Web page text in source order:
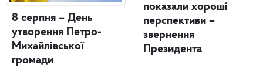
8 серпня – День
утворення Петро-
Михайлівської
громади
показали хороші
перспективи –
звернення
Президента